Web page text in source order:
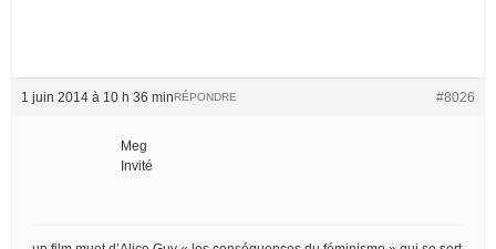
1 juin 2014 à 10 h 36 min #8026
RÉPONDRE
Meg
Invité